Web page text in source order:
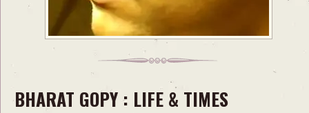
BHARAT GOPY : LIFE & TIMES